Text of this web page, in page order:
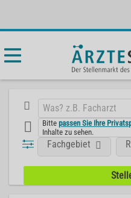
Bittepassen Sie Ihre
Inhalte zu sehen.
Fachgebiet